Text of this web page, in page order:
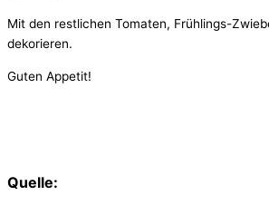
Mit den restlichen Tomaten, Frühlings-
dekorieren.
Guten Appetit!
Quelle: